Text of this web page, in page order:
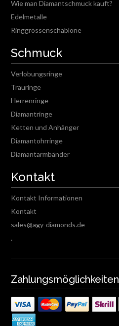
Wie man Diamantschmuck kauft?
Edelmetalle
Ringgrössenschablone
Schmuck
Verlobungsringe
Trauringe
Herrenringe
Diamantringe
Ketten und Anhänger
Diamantohrringe
Diamantarmbänder
Kontakt
Kontakt Informationen
Kontakt
sales@agy-diamonds.de
.
Zahlungsmöglichkeiten